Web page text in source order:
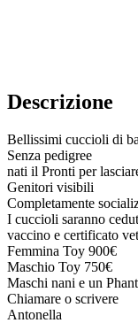
Descrizione
Bellissimi cuccioli di
Senza pedigree
nati il Pronti per
Genitori visibili
Completamente
I cuccioli saranno
vaccino e certificato
Femmina Toy 900€
Maschio Toy 750€
Maschi nani e un
Chiamare o scrivere
Antonella